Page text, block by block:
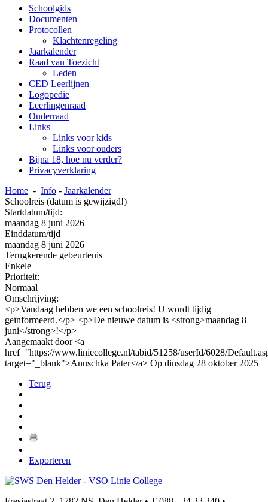
Schoolgids
Documenten
Protocollen
Klachtenregeling
Jaarkalender
Raad van Toezicht
Leden
CED Leerlijnen
Logopedie
Leerlingenraad
Ouderraad
Links
Links voor kids
Links voor ouders
Bijna 18, hoe nu verder?
Privacyverklaring
Home - Info - Jaarkalender
Schoolreis (datum is gewijzigd!)
Startdatum/tijd:
maandag 8 juni 2026
Einddatum/tijd
maandag 8 juni 2026
Terugkerende gebeurtenis
Enkele
Prioriteit:
Normaal
Omschrijving:
<p>Vandaag hebben we een schoolreis! U wordt tijdig
geïnformeerd.</p> <p>De nieuwe datum is <strong>maandag 8
juni</strong>!</p>
Aangemaakt door <a
href="https://www.liniecollege.nl/tabid/51258/userId/6028/
target="_blank">Anuschka Pater</a> Op dinsdag 28 oktober 2025
Terug
Exporteren